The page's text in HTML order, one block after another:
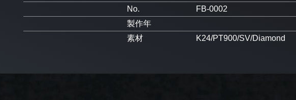
No.
FB-0002
製作年
素材
K24/PT900/SV/Diamond